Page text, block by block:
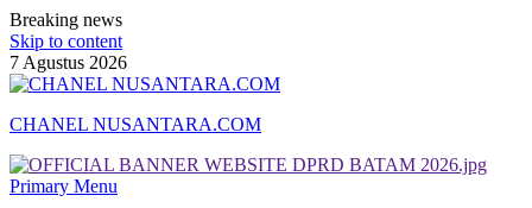
Breaking news
Skip to content
7 Agustus 2026
CHANEL NUSANTARA.COM
Primary Menu